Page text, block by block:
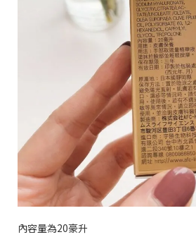
內容量為20豪升